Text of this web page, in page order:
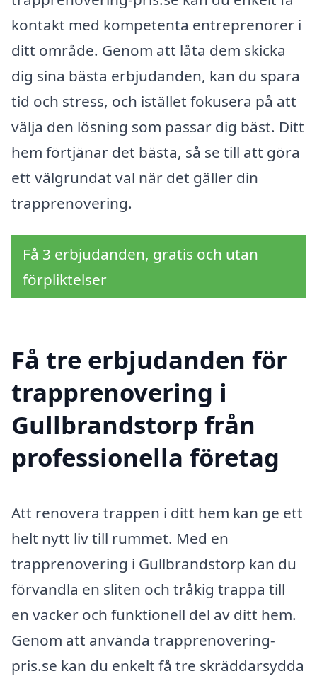
kontakt med kompetenta entreprenörer i
ditt område. Genom att låta dem skicka
dig sina bästa erbjudanden, kan du spara
tid och stress, och istället fokusera på att
välja den lösning som passar dig bäst. Ditt
hem förtjänar det bästa, så se till att göra
ett välgrundat val när det gäller din
trapprenovering.
Få 3 erbjudanden, gratis och utan
förpliktelser
Få tre erbjudanden för
trapprenovering i
Gullbrandstorp från
professionella företag
Att renovera trappen i ditt hem kan ge ett
helt nytt liv till rummet. Med en
trapprenovering i Gullbrandstorp kan du
förvandla en sliten och tråkig trappa till
en vacker och funktionell del av ditt hem.
Genom att använda trapprenovering-
pris.se kan du enkelt få tre skräddarsydda